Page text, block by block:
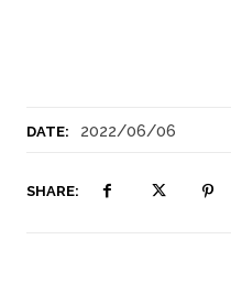
DATE: 2022/06/06
SHARE: